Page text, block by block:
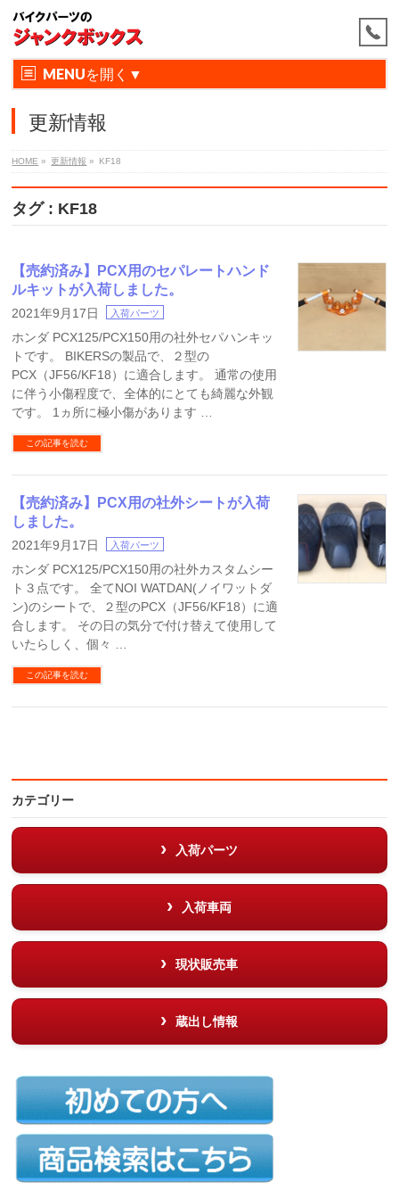
MENU
更新情報
HOME » 更新情報 » KF18
タグ : KF18
【売約済み】PCX用のセパレートハンド
ルキットが入荷しました。
2021年9月17日 入荷パーツ
ホンダ PCX125/PCX150用の社外セパハンキッ
トです。 BIKERSの製品で、２型の
PCX（JF56/KF18）に適合します。 通常の使用
に伴う小傷程度で、全体的にとても綺麗な外観
です。 1ヵ所に極小傷があります …
この記事を読む
【売約済み】PCX用の社外シートが入荷
しました。
2021年9月17日 入荷パーツ
ホンダ PCX125/PCX150用の社外カスタムシー
ト３点です。 全てNOI WATDAN(ノイワットダ
ン)のシートで、２型のPCX（JF56/KF18）に適
合します。 その日の気分で付け替えて使用して
いたらしく、個々 …
この記事を読む
カテゴリー
入荷パーツ
入荷車両
現状販売車
蔵出し情報